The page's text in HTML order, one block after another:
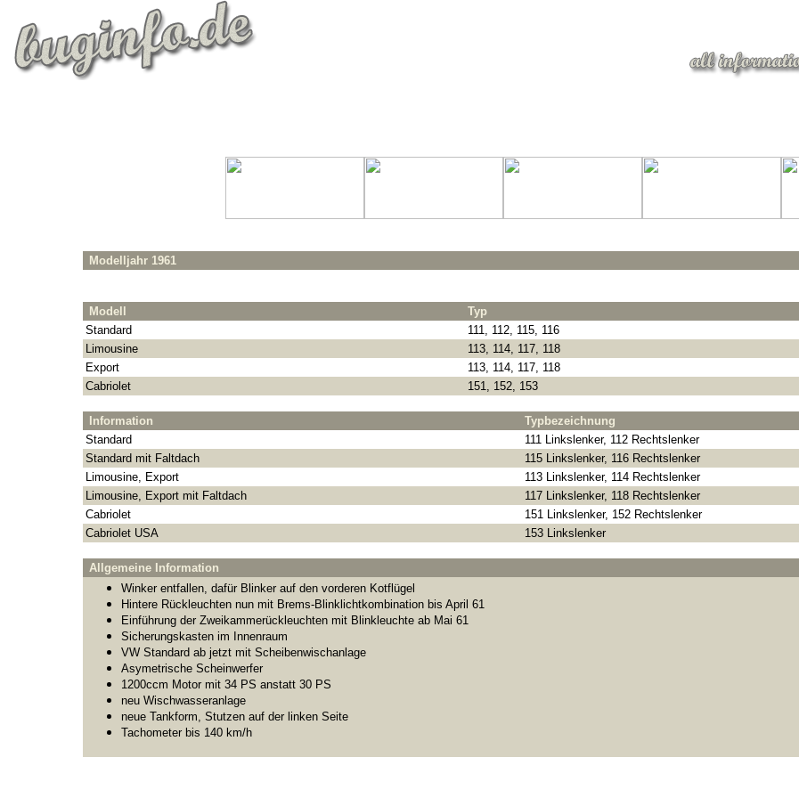
Modelljahr 1961
Modell Typ
Standard
111, 112, 115, 116
Limousine
113, 114, 117, 118
Export
113, 114, 117, 118
Cabriolet
151, 152, 153
Information
Typbezeichnung
Standard
111 Linkslenker, 112 Rechtslenker
Standard mit Faltdach
115 Linkslenker, 116 Rechtslenker
Limousine, Export
113 Linkslenker, 114 Rechtslenker
Limousine, Export mit Faltdach
117 Linkslenker, 118 Rechtslenker
Cabriolet
151 Linkslenker, 152 Rechtslenker
Cabriolet USA
153 Linkslenker
Allgemeine Information
Winker entfallen, dafür Blinker auf den vorderen Kotflügel
Hintere Rückleuchten nun mit Brems-Blinklichtkombination bis April 61
Einführung der Zweikammerückleuchten mit Blinkleuchte ab Mai 61
Sicherungskasten im Innenraum
VW Standard ab jetzt mit Scheibenwischanlage
Asymetrische Scheinwerfer
1200ccm Motor mit 34 PS anstatt 30 PS
neu Wischwasseranlage
neue Tankform, Stutzen auf der linken Seite
Tachometer bis 140 km/h